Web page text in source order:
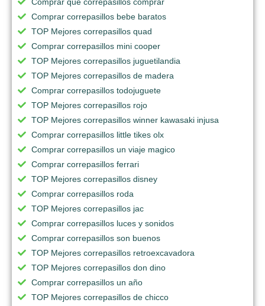
Comprar correpasillos bebe baratos
TOP Mejores correpasillos quad
Comprar correpasillos mini cooper
TOP Mejores correpasillos juguetilandia
TOP Mejores correpasillos de madera
Comprar correpasillos todojuguete
TOP Mejores correpasillos rojo
TOP Mejores correpasillos winner kawasaki injusa
Comprar correpasillos little tikes olx
Comprar correpasillos un viaje magico
Comprar correpasillos ferrari
TOP Mejores correpasillos disney
Comprar correpasillos roda
TOP Mejores correpasillos jac
Comprar correpasillos luces y sonidos
Comprar correpasillos son buenos
TOP Mejores correpasillos retroexcavadora
TOP Mejores correpasillos don dino
Comprar correpasillos un año
TOP Mejores correpasillos de chicco